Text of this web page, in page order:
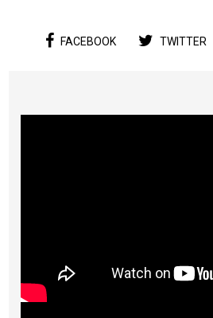
FACEBOOK TWITTER